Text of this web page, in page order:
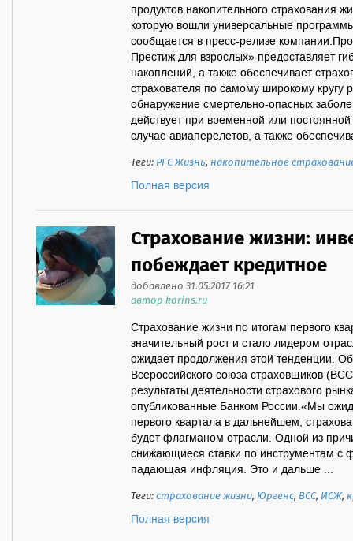
продуктов накопительного страхования
которую вошли универсальные
сообщается в пресс-релизе
Престиж для взрослых» предоставляет
накоплений, а также обеспечивает
страхователя по самому широкому кругу
обнаружение смертельно-опасных
действует при временной или постоянной
случае авиаперелетов, а также
Теги:РГС Жизнь,накопительное
Полная версия
Страхование жизни:
побеждает кредитное
добавлено 31.05.2017 16:21
автор korins.ru
Страхование жизни по итогам первого
значительный рост и стало лидером
ожидает продолжения этой тенденции.
Всероссийского союза страховщиков
результаты деятельности страхового
опубликованные Банком России.«Мы
первого квартала в дальнейшем,
будет флагманом отрасли. Одной из
снижающиеся ставки по инструментам с
падающая инфляция. Это и дальше ...
Теги:страхование жизни, Юргенс, ВСС, ИСЖ,
Полная версия